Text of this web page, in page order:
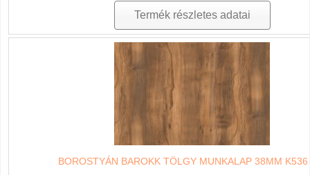
Termék részletes adatai
BOROSTYÁN BAROKK TÖLGY MUNKALAP 38MM K536